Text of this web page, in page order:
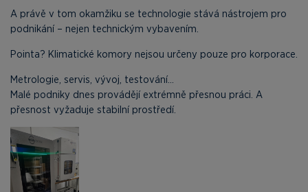
A právě v tom okamžiku se technologie stává nástrojem pro
podnikání – nejen technickým vybavením.
Pointa? Klimatické komory nejsou určeny pouze pro korporace.
Metrologie, servis, vývoj, testování...
Malé podniky dnes provádějí extrémně přesnou práci. A
přesnost vyžaduje stabilní prostředí.